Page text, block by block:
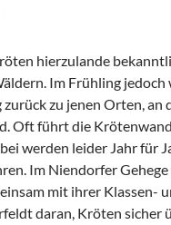
hierzulande
Im Frühling jedoch
zu jenen Orten, an
Oft führt die
werden leider Jahr für
Im Niendorfer
mit ihrer Klassen-
daran, Kröten sicher